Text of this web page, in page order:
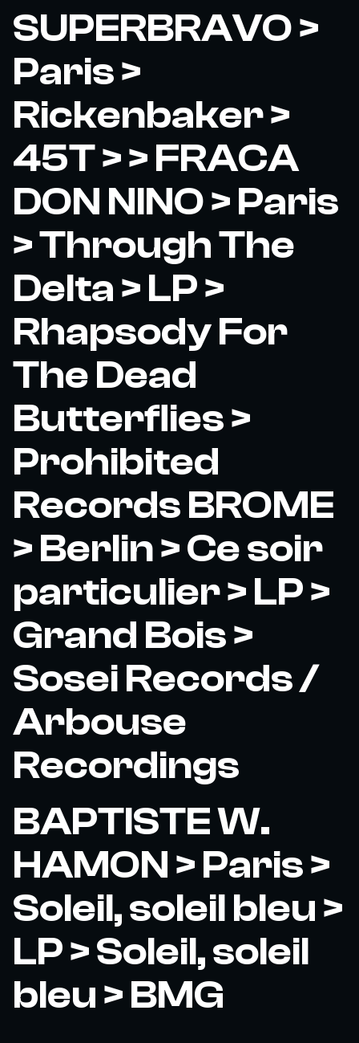
SUPERBRAVO >
Paris >
Rickenbaker >
45T > > FRACA
DON NINO > Paris
> Through The
Delta > LP >
Rhapsody For
The Dead
Butterflies >
Prohibited
Records BROME
> Berlin > Ce soir
particulier > LP >
Grand Bois >
Sosei Records /
Arbouse
Recordings
BAPTISTE W.
HAMON > Paris >
Soleil, soleil bleu >
LP > Soleil, soleil
bleu > BMG